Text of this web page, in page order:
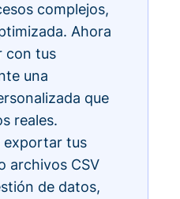
complejos,
Ahora
con tus
una
que
reales.
exportar tus
archivos CSV
de datos,